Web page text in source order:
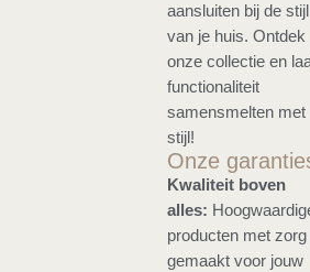
aansluiten bij de stijl
van je huis. Ontdek
onze collectie en
functionaliteit
samensmelten met
stijl!
Onze
Kwaliteit boven
alles:
producten met zorg
gemaakt voor jouw